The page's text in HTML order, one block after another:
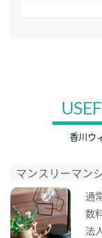
香川ウ
マンスリーマン
通
数
法